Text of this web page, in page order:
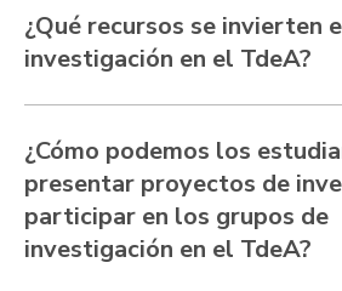
¿Qué recursos se invierten
investigación en el TdeA?
¿Cómo podemos los
presentar proyectos de
participar en los grupos de
investigación en el TdeA?